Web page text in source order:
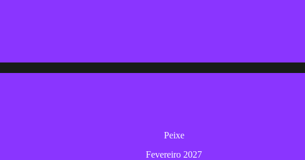
Peixe
Fevereiro 2027
Conheça diversas técnicas de pesca de deliciosos pratos de peixe